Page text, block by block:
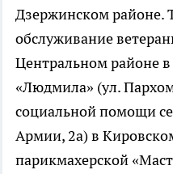
Дзержинском районе.
обслуживание
Центральном районе
«Людмила» (ул.
социальной помощи
Армии, 2а) в
парикмахерской